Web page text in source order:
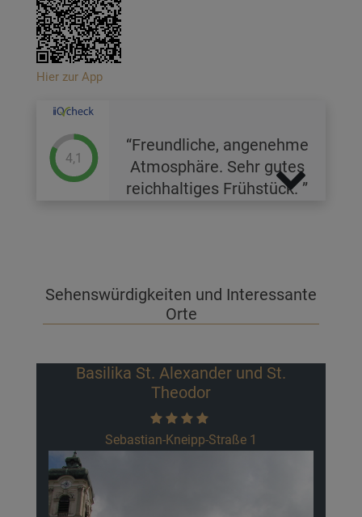
Hier zur App
4,1
Freundliche, angenehme
Atmosphäre. Sehr gutes
reichhaltiges Frühstück.
Sehenswürdigkeiten und Interessante
Orte
Basilika St. Alexander und St.
Theodor
Sebastian-Kneipp-Straße 1